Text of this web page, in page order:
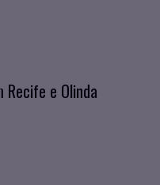
Recife e Olinda